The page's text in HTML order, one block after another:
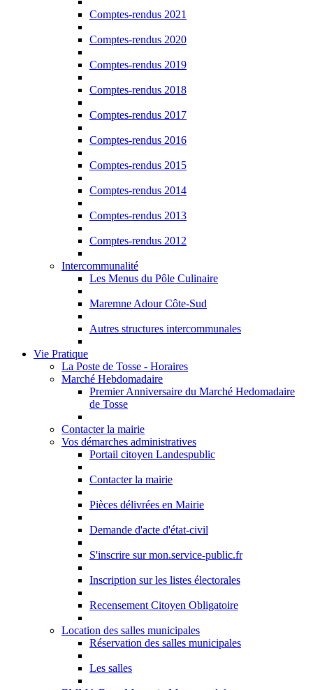
Comptes-rendus 2021
Comptes-rendus 2020
Comptes-rendus 2019
Comptes-rendus 2018
Comptes-rendus 2017
Comptes-rendus 2016
Comptes-rendus 2015
Comptes-rendus 2014
Comptes-rendus 2013
Comptes-rendus 2012
Intercommunalité
Les Menus du Pôle Culinaire
Maremne Adour Côte-Sud
Autres structures intercommunales
Vie Pratique
La Poste de Tosse - Horaires
Marché Hebdomadaire
Premier Anniversaire du Marché Hedomadaire
de Tosse
Contacter la mairie
Vos démarches administratives
Portail citoyen Landespublic
Contacter la mairie
Pièces délivrées en Mairie
Demande d'acte d'état-civil
S'inscrire sur mon.service-public.fr
Inscription sur les listes électorales
Recensement Citoyen Obligatoire
Location des salles municipales
Réservation des salles municipales
Les salles